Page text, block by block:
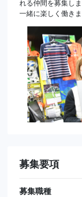
れる仲間を募集し
一緒に楽しく働き
募集要項
募集職種